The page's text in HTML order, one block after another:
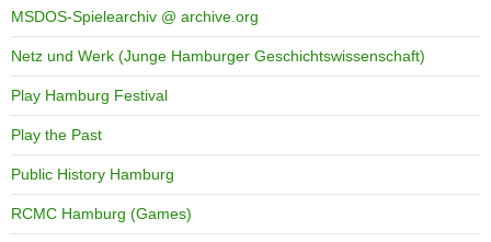
MSDOS-Spielearchiv @ archive.org
Netz und Werk (Junge Hamburger Geschichtswissenschaft)
Play Hamburg Festival
Play the Past
Public History Hamburg
RCMC Hamburg (Games)